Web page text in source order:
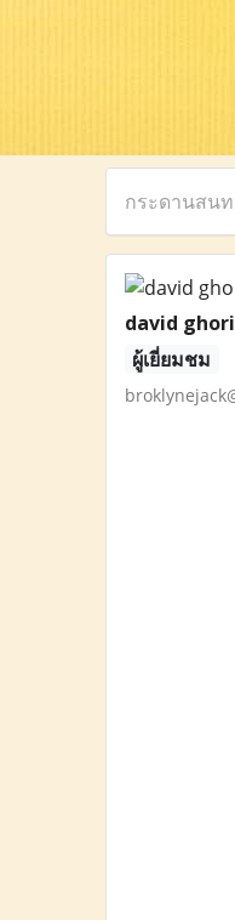
กระดานสน
david
ผู้เยี่ยมชม